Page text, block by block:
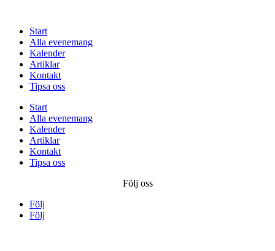
Start
Alla evenemang
Kalender
Artiklar
Kontakt
Tipsa oss
Start
Alla evenemang
Kalender
Artiklar
Kontakt
Tipsa oss
Följ oss
Följ
Följ